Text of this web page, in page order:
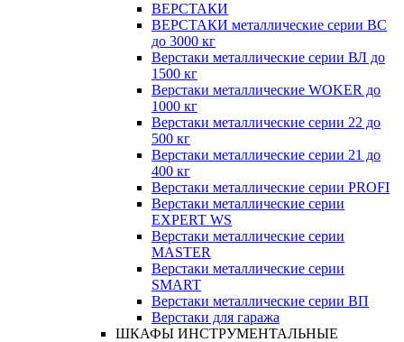
ВЕРСТАКИ
ВЕРСТАКИ металлические серии ВС
до 3000 кг
Верстаки металлические серии ВЛ до
1500 кг
Верстаки металлические WOKER до
1000 кг
Верстаки металлические серии 22 до
500 кг
Верстаки металлические серии 21 до
400 кг
Верстаки металлические серии PROFI
Верстаки металлические серии
EXPERT WS
Верстаки металлические серии
MASTER
Верстаки металлические серии
SMART
Верстаки металлические серии ВП
Верстаки для гаража
ШКАФЫ ИНСТРУМЕНТАЛЬНЫЕ